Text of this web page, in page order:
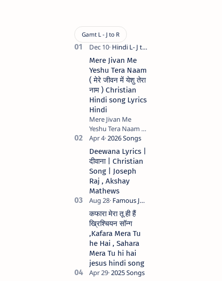
Mere Jivan Me
Yeshu Tera Naam
( मेरे जीवन में येशु तेरा
नाम ) Christian
Hindi song Lyrics
Hindi
Mere Jivan Me
Yeshu Tera Naam (
मेरे जीवन में येशु तेरा नाम )
Christian Hindi
song Lyrics Hindi
Anil Kant …
Deewana Lyrics |
दीवाना | Christian
Song | Joseph
Raj , Akshay
Mathews
कफारा मेरा तू ही हैं
ख्रिश्चियन सॉन्ग
,Kafara Mera Tu
he Hai , Sahara
Mera Tu hi hai
jesus hindi song